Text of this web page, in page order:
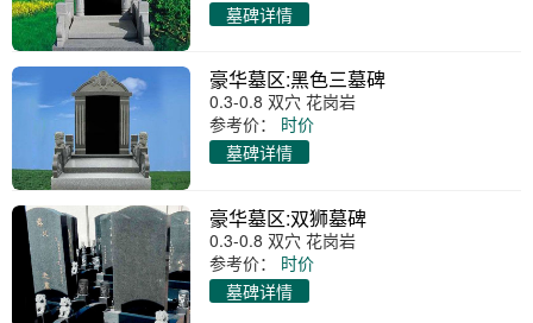
墓碑详情
豪华墓区:黑色三墓碑
0.3-0.8 双穴 花岗岩
参考价：
时价
墓碑详情
豪华墓区:双狮墓碑
0.3-0.8 双穴 花岗岩
参考价：
时价
墓碑详情